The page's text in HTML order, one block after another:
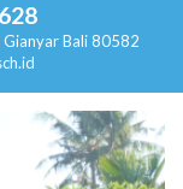
Gianyar Bali 80582